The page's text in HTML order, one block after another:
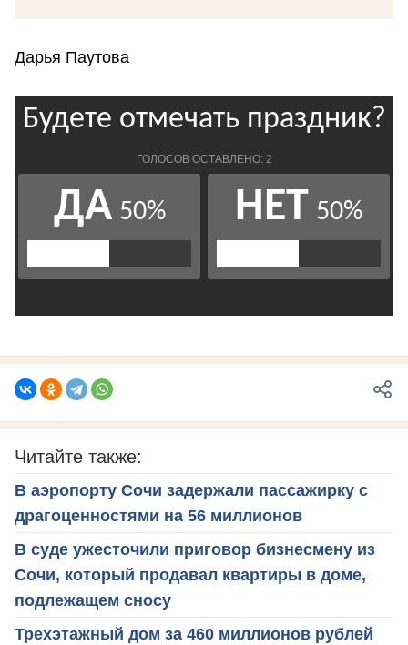
Дарья Паутова
Читайте также:
В аэропорту Сочи задержали пассажирку с
драгоценностями на 56 миллионов
В суде ужесточили приговор бизнесмену из
Сочи, который продавал квартиры в доме,
подлежащем сносу
Трехэтажный дом за 460 миллионов рублей